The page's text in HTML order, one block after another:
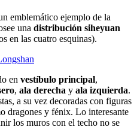
emblemático ejemplo de la
una distribución siheyuan
en las cuatro esquinas).
en vestíbulo principal,
, ala derecha y ala izquierda.
a su vez decoradas con figuras
dragones y fénix. Lo interesante
los muros con el techo no se